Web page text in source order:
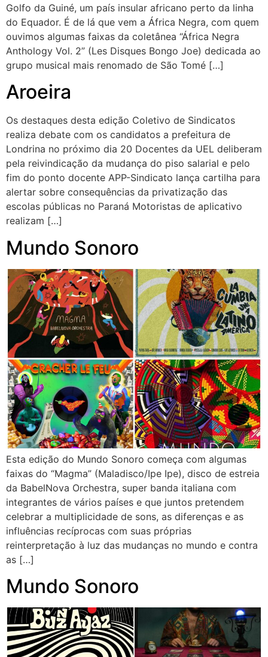
Golfo da Guiné, um país insular africano perto da linha
do Equador. É de lá que vem a África Negra, com quem
ouvimos algumas faixas da coletânea “África Negra
Anthology Vol. 2” (Les Disques Bongo Joe) dedicada ao
grupo musical mais renomado de São Tomé […]
Aroeira
Os destaques desta edição Coletivo de Sindicatos
realiza debate com os candidatos a prefeitura de
Londrina no próximo dia 20 Docentes da UEL deliberam
pela reivindicação da mudança do piso salarial e pelo
fim do ponto docente APP-Sindicato lança cartilha para
alertar sobre consequências da privatização das
escolas públicas no Paraná Motoristas de aplicativo
realizam […]
Mundo Sonoro
Esta edição do Mundo Sonoro começa com algumas
faixas do “Magma” (Maladisco/Ipe Ipe), disco de estreia
da BabelNova Orchestra, super banda italiana com
integrantes de vários países e que juntos pretendem
celebrar a multiplicidade de sons, as diferenças e as
influências recíprocas com suas próprias
reinterpretação à luz das mudanças no mundo e contra
as […]
Mundo Sonoro